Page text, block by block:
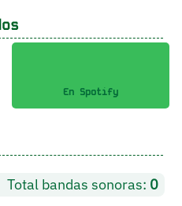
En Spotify
Total bandas sonoras: 0